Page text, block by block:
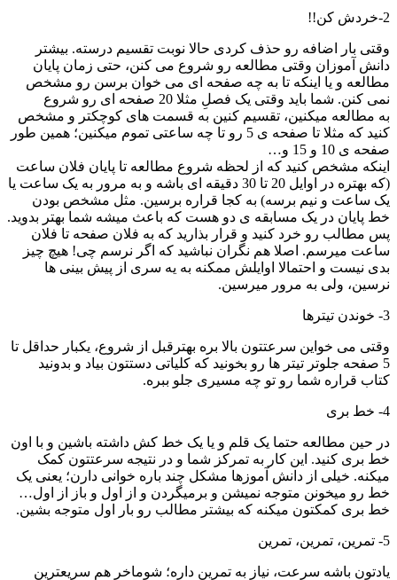
بار اضافه رو حذف کردی حالا نوبت تقسیم درسته. بیشتر
آموزان وقتی مطالعه رو شروع می کنن، حتی زمان پایان
و یا اینکه تا به چه صفحه ای می خوان برسن رو مشخص
نمی کنن. شما باید وقتی یک فصلِ مثلا 20 صفحه ای رو شروع
میکنین، تقسیم کنین به قسمت های کوچکتر و مشخص
کنید که مثلا تا صفحه ی 5 رو تا چه ساعتی تموم میکنین؛ همین طور
10 و 15 و…
مشخص کنید که از لحظه شروع مطالعه تا پایان فلان ساعت
(که بهتره در اوایل 20 تا 30 دقیقه ای باشه و به مرور به یک ساعت یا
و نیم برسه) به کجا قراره برسین. مثل مشخص بودن
در یک مسابقه ی دو هست که باعث میشه شما بهتر بدوید.
رو خرد کنید و قرار بذارید که به فلان صفحه تا فلان
میرسم. اصلا هم نگران نباشید که اگر نرسم چی! هیچ چیز
نیست و احتمالا اوایلش ممکنه به یه سری از پیش بینی ها
ولی به مرور میرسین.
می خواین سرعتتون بالا بره بهترقبل از شروع، یکبار حداقل تا
جلوتر تیتر ها رو بخونید که کلیاتی دستتون بیاد و بدونید
قراره شما رو تو چه مسیری جلو ببره.
مطالعه حتما یک قلم و یا یک خط کش داشته باشین و با اون
کنید. این کار به تمرکز شما و در نتیجه سرعتتون کمک
خیلی از دانش آموزها مشکل چند باره خوانی دارن؛ یعنی یک
میخونن متوجه نمیشن و برمیگردن و از اول و باز از اول…
کمکتون میکنه که بیشتر مطالب رو بار اول متوجه بشین.
باشه سرعت، نیاز به تمرین داره؛ شوماخر هم سریعترین